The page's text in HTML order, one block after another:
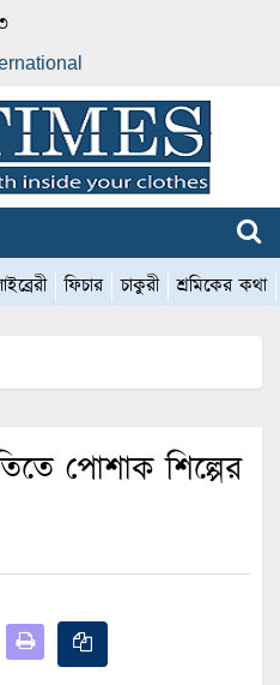
ফিচার চাকুরী শ্রমিকের কথা
পোশাক শিল্পের